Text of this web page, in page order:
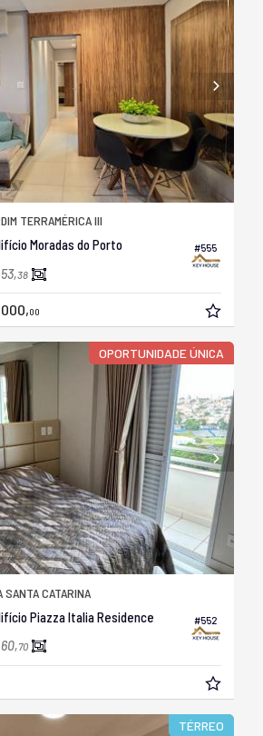
#555
TERRAMÉRICA III
Moradas do Porto
53,38
00
OPORTUNIDADE ÚNICA
#552
SANTA CATARINA
Piazza Italia Residence
60,70
TÉRREO